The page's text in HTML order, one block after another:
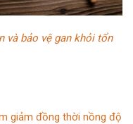
và bảo vệ gan khỏi tổn
giảm đồng thời nồng độ